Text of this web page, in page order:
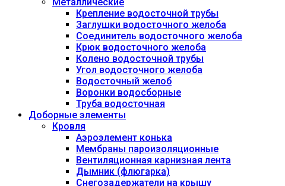
Металлические
Крепление водосточной трубы
Заглушки водосточного желоба
Соединитель водосточного желоба
Крюк водосточного желоба
Колено водосточной трубы
Угол водосточного желоба
Водосточный желоб
Воронки водосборные
Труба водосточная
Доборные элементы
Кровля
Аэроэлемент конька
Мембраны пароизоляционные
Вентиляционная карнизная лента
Дымник (флюгарка)
Снегозадержатели на крышу